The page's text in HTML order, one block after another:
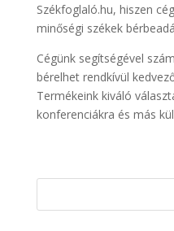
Székfoglaló.hu, hiszen
minőségi székek
Cégünk segítségével
bérelhet rendkívül
Termékeink kiváló
konferenciákra és más